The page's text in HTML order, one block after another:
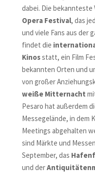
dabei. Die
Opera Festival, das
und viele Fans aus der
findet die
Kinosstatt, ein Film
bekannten Orten und
von großer
weiße Mitternacht
Pesaro hat außerdem
Messegelände, in dem
Meetings abgehalten
sind Märkte und
September, das
und der